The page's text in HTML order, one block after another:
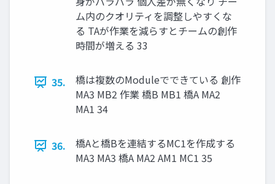
ム内のクオリティを調整しやすくな
る TAが作業を減らすとチームの創作
時間が増える 33
35.
橋は複数のModuleでできている 創作
MA3 MB2 作業 橋B MB1 橋A MA2
MA1 34
36.
橋Aと橋Bを連結するMC1を作成する
MA3 MA3 橋A MA2 AM1 MC1 35